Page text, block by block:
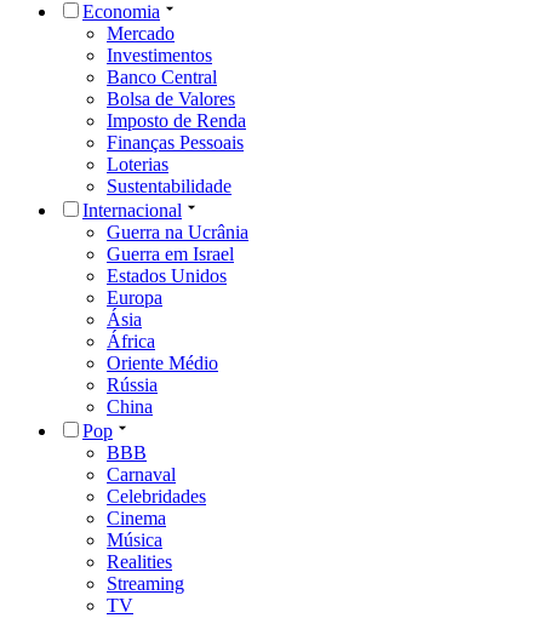
Economia
Mercado
Investimentos
Banco Central
Bolsa de Valores
Imposto de Renda
Finanças Pessoais
Loterias
Sustentabilidade
Internacional
Guerra na Ucrânia
Guerra em Israel
Estados Unidos
Europa
Ásia
África
Oriente Médio
Rússia
China
Pop
BBB
Carnaval
Celebridades
Cinema
Música
Realities
Streaming
TV